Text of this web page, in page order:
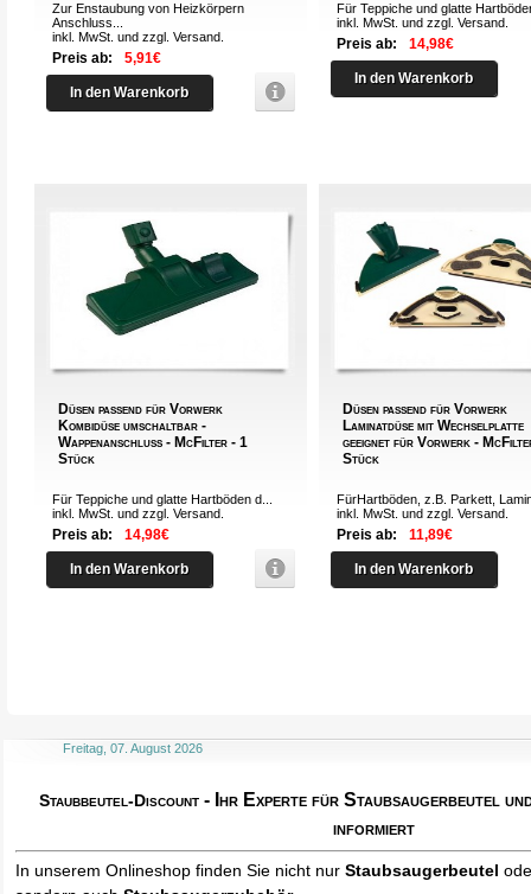
Zur Enstaubung von Heizkörpern
Anschluss...
inkl. MwSt. und zzgl.Versand
Preis ab: 5,91€
In den Warenkorb
Für Teppiche und glatte
inkl. MwSt. und zzgl.Versand
Preis ab: 14,98€
In den Warenkorb
Düsen passend für Vorwerk
Kombidüse umschaltbar -
Wappenanschluss - McFilter - 1
Stück
Für Teppiche und glatte Hartböden d...
inkl. MwSt. und zzgl.Versand
Preis ab: 14,98€
In den Warenkorb
Düsen passend für Vorwerk
Laminatdüse mit Wechselplatte
geeignet für Vorwerk -
Stück
FürHartböden, z.B. Parkett,
inkl. MwSt. und zzgl.Versand
Preis ab: 11,89€
In den Warenkorb
Freitag, 07. August 2026
Staubbeutel-Discount - Ihr Experte für Staubsaugerbeutel
informiert
In unserem Onlineshop finden Sie nicht nurStaubsaugerbeutel